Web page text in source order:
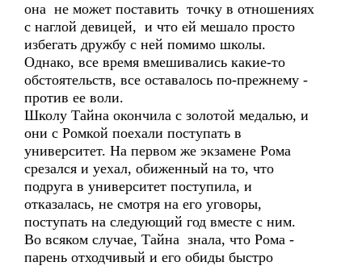
она не может поставить точку в отношениях
с наглой девицей, и что ей мешало просто
избегать дружбу с ней помимо школы.
Однако, все время вмешивались какие-то
обстоятельств, все оставалось по-прежнему -
против ее воли.
Школу Тайна окончила с золотой медалью, и
они с Ромкой поехали поступать в
университет. На первом же экзамене Рома
срезался и уехал, обиженный на то, что
подруга в университет поступила, и
отказалась, не смотря на его уговоры,
поступать на следующий год вместе с ним.
Во всяком случае, Тайна знала, что Рома -
парень отходчивый и его обиды быстро